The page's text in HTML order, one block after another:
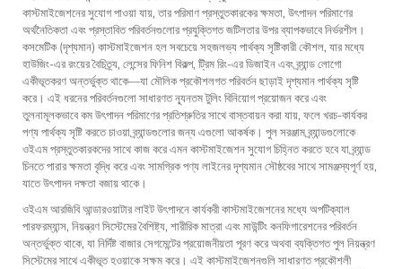
কাস্টমাইজেশনের সুযোগ পাওয়া যায়, তার পরিমাণ প্রস্তুতকারকের ক্ষমতা, উৎপাদন পরিমাণের
অর্থনৈতিকতা এবং প্রস্তাবিত পরিবর্তনগুলোর প্রযুক্তিগত জটিলতার উপর ব্যাপকভাবে নির্ভরশীল।
কসমেটিক (দৃশ্যমান) কাস্টমাইজেশন হল সবচেয়ে সহজলভ্য পার্থক্য সৃষ্টিকারী কৌশল, যার মধ্যে
হাউজিং-এর রংয়ের বৈচিত্র্য, লেন্সের ফিনিশ বিকল্প, ট্রিম রিং-এর ডিজাইন এবং ব্র্যান্ড লোগো
একীভূতকরণ অন্তর্ভুক্ত থাকে—যা মৌলিক প্রকৌশলগত পরিবর্তন ছাড়াই দৃশ্যমান পার্থক্য সৃষ্টি
করে। এই ধরনের পরিবর্তনগুলো সাধারণত ন্যূনতম টুলিং বিনিয়োগ প্রয়োজন করে এবং
তুলনামূলকভাবে কম উৎপাদন পরিমাণের প্রতিশ্রুতির সাথে বাস্তবায়ন করা যায়, ফলে খরচ-কার্যকর
পণ্য পার্থক্য সৃষ্টি করতে চাওয়া ব্র্যান্ডগুলোর জন্য এগুলো আকর্ষক। পুল সরঞ্জাম ব্র্যান্ডগুলোকে
ওইএম প্রস্তুতকারকদের সাথে কাজ করে এমন কাস্টমাইজেশন সুযোগ চিহ্নিত করতে হবে যা ব্র্যান্ড
চিনতে পারার ক্ষমতা বৃদ্ধি করে এবং সামগ্রিক পণ্য লাইনের দৃশ্যমান সৌষ্ঠবের সাথে সামঞ্জস্যপূর্ণ হয়,
যাতে উৎপাদন দক্ষতা বজায় থাকে।
ওইএম আরজিবি আন্ডারওয়াটার লাইট উৎপাদনে কার্যকরী কাস্টমাইজেশনের মধ্যে অপটিক্যাল
পারফরম্যান্স, নিয়ন্ত্রণ সিস্টেমের বৈশিষ্ট্য, শারীরিক মাত্রা এবং মাউন্টিং কনফিগারেশনের পরিবর্তন
অন্তর্ভুক্ত থাকে, যা নির্দিষ্ট বাজার সেগমেন্টের প্রয়োজনীয়তা পূরণ করে অথবা ব্যক্তিগত পুল নিয়ন্ত্রণ
সিস্টেমের সাথে একীভূত হওয়াকে সক্ষম করে। এই কাস্টমাইজেশনগুলি সাধারণত প্রকৌশলী